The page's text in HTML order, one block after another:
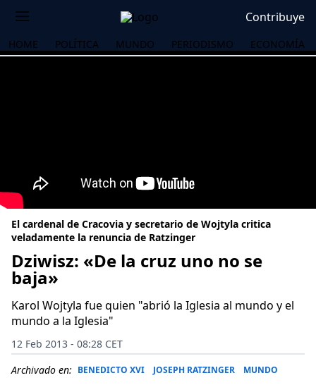
Contribuye
HOME POLÍTICA MUNDO PERIODISMO ECONOMÍA
El cardenal de Cracovia y secretario de Wojtyla critica
veladamente la renuncia de Ratzinger
Dziwisz: «De la cruz uno no se
baja»
Karol Wojtyla fue quien "abrió la Iglesia al mundo y el
mundo a la Iglesia"
12 Feb 2013 - 08:28 CET
Archivado en: BENEDICTO XVI JOSEPH RATZINGER MUNDO